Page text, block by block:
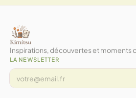
Inspirations, découvertes et moments
LA NEWSLETTER